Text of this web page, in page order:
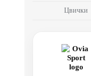
Цвички